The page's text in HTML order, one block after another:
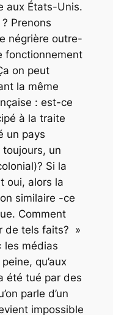
aux États-Unis.
Prenons
négrière outre-
fonctionnement
on peut
la même
: est-ce
à la traite
un pays
toujours, un
Si la
oui, alors la
similaire -ce
Comment
de tels faits? »
les médias
qu’aux
été tué par des
parle d’un
impossible